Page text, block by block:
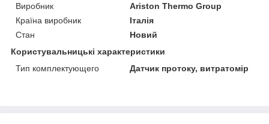
Виробник
Ariston Thermo Group
Країна виробник
Італія
Стан
Новий
Користувальницькі характеристики
Тип комплектующего
Датчик протоку, витратомір